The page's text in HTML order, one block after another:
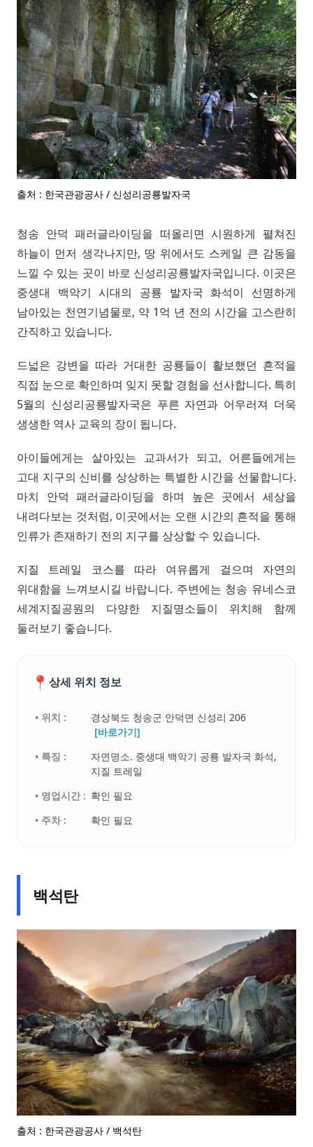
출처 : 한국관광공사 / 신성리공룡발자국
청송 안덕 패러글라이딩을 떠올리면 시원하게 펼쳐진
하늘이 먼저 생각나지만, 땅 위에서도 스케일 큰 감동을
느낄 수 있는 곳이 바로 신성리공룡발자국입니다. 이곳은
중생대 백악기 시대의 공룡 발자국 화석이 선명하게
남아있는 천연기념물로, 약 1억 년 전의 시간을 고스란히
간직하고 있습니다.
드넓은 강변을 따라 거대한 공룡들이 활보했던 흔적을
직접 눈으로 확인하며 잊지 못할 경험을 선사합니다. 특히
5월의 신성리공룡발자국은 푸른 자연과 어우러져 더욱
생생한 역사 교육의 장이 됩니다.
아이들에게는 살아있는 교과서가 되고, 어른들에게는
고대 지구의 신비를 상상하는 특별한 시간을 선물합니다.
마치 안덕 패러글라이딩을 하며 높은 곳에서 세상을
내려다보는 것처럼, 이곳에서는 오랜 시간의 흔적을 통해
인류가 존재하기 전의 지구를 상상할 수 있습니다.
지질 트레일 코스를 따라 여유롭게 걸으며 자연의
위대함을 느껴보시길 바랍니다. 주변에는 청송 유네스코
세계지질공원의 다양한 지질명소들이 위치해 함께
둘러보기 좋습니다.
📍 상세 위치 정보
• 위치 :
경상북도 청송군 안덕면 신성리 206
[바로가기]
• 특징 :
자연명소. 중생대 백악기 공룡 발자국 화석,
지질 트레일
• 영업시간 : 확인 필요
• 주차 :
확인 필요
백석탄
출처 : 한국관광공사 / 백석탄